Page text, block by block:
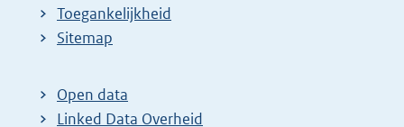
Toegankelijkheid
Sitemap
Open data
Linked Data Overheid